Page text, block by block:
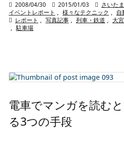
 2008/04/30  2015/01/03  さいた
イベントレポート
様々なテクニック
自
 レポート 写真記事 列車・鉄道 大宮
駐車場
電車でマンガを読む
る3つの手段